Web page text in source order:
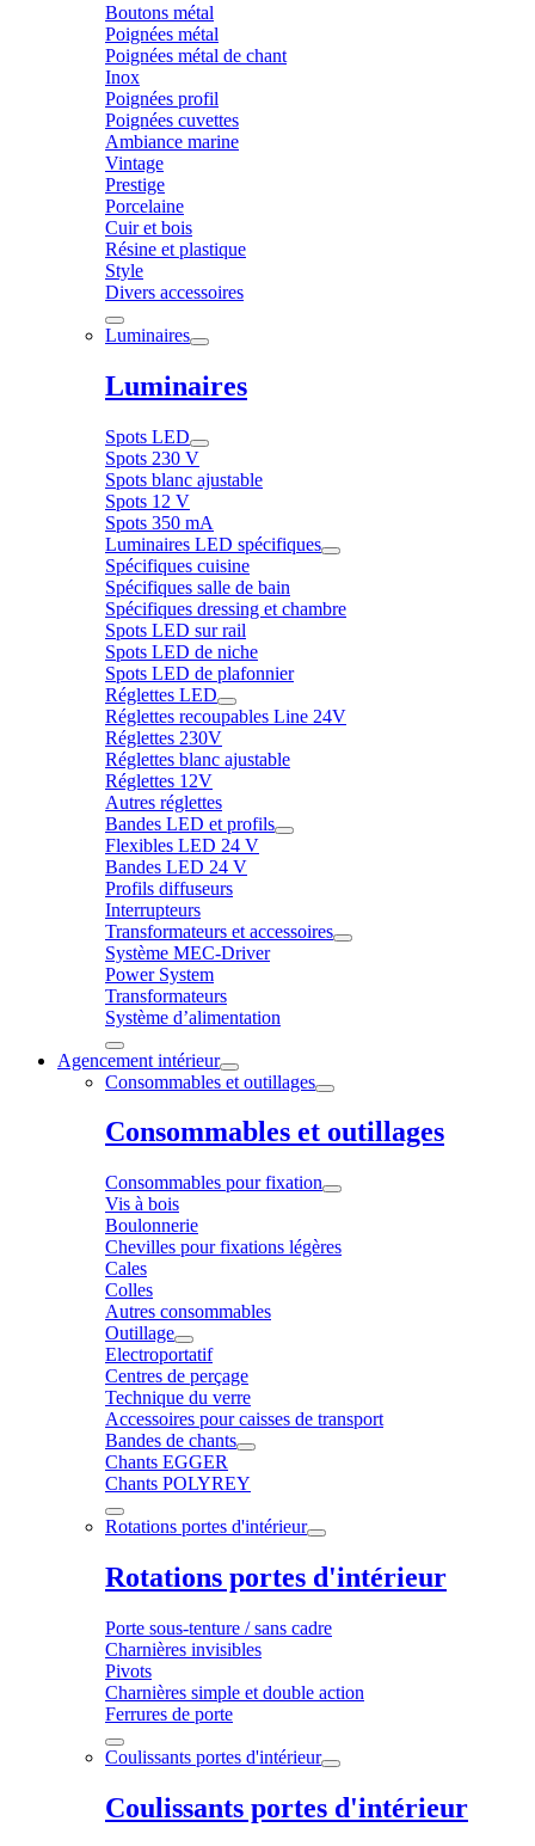
Boutons métal
Poignées métal
Poignées métal de chant
Inox
Poignées profil
Poignées cuvettes
Ambiance marine
Vintage
Prestige
Porcelaine
Cuir et bois
Résine et plastique
Style
Divers accessoires
Luminaires
Luminaires
Spots LED
Spots 230 V
Spots blanc ajustable
Spots 12 V
Spots 350 mA
Luminaires LED spécifiques
Spécifiques cuisine
Spécifiques salle de bain
Spécifiques dressing et chambre
Spots LED sur rail
Spots LED de niche
Spots LED de plafonnier
Réglettes LED
Réglettes recoupables Line 24V
Réglettes 230V
Réglettes blanc ajustable
Réglettes 12V
Autres réglettes
Bandes LED et profils
Flexibles LED 24 V
Bandes LED 24 V
Profils diffuseurs
Interrupteurs
Transformateurs et accessoires
Système MEC-Driver
Power System
Transformateurs
Système d’alimentation
Agencement intérieur
Consommables et outillages
Consommables et outillages
Consommables pour fixation
Vis à bois
Boulonnerie
Chevilles pour fixations légères
Cales
Colles
Autres consommables
Outillage
Electroportatif
Centres de perçage
Technique du verre
Accessoires pour caisses de transport
Bandes de chants
Chants EGGER
Chants POLYREY
Rotations portes d'intérieur
Rotations portes d'intérieur
Porte sous-tenture / sans cadre
Charnières invisibles
Pivots
Charnières simple et double action
Ferrures de porte
Coulissants portes d'intérieur
Coulissants portes d'intérieur